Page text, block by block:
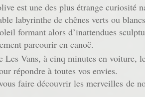
Les Vans, à cinq minutes en voiture,
répondre à toutes vos envies.
faire découvrir les merveilles de
est une des plus étrange curiosité
labyrinthe de chênes verts ou
formant alors d’inattendues
parcourir en canoë.